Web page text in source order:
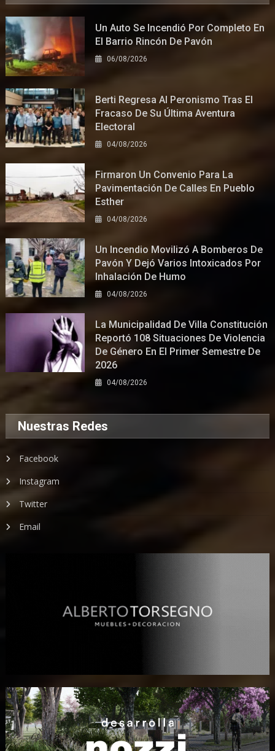
Un Auto Se Incendió Por Completo En
El Barrio Rincón De Pavón
06/08/2026
Berti Regresa Al Peronismo Tras El
Fracaso De Su Última Aventura
Electoral
04/08/2026
Firmaron Un Convenio Para La
Pavimentación De Calles En Pueblo
Esther
04/08/2026
Un Incendio Movilizó A Bomberos De
Pavón Y Dejó Varios Intoxicados Por
Inhalación De Humo
04/08/2026
La Municipalidad De Villa Constitución
Reportó 108 Situaciones De Violencia
De Género En El Primer Semestre De
2026
04/08/2026
Nuestras Redes
Facebook
Instagram
Twitter
Email